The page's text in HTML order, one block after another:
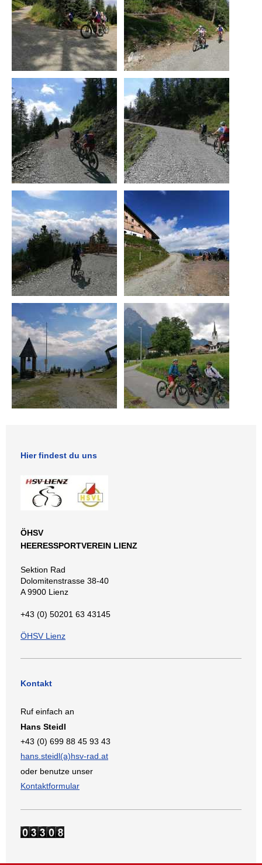
Hier findest du uns
ÖHSV
HEERESSPORTVEREIN LIENZ
Sektion Rad
Dolomitenstrasse 38-40
A 9900 Lienz
+43 (0) 50201 63 43145
ÖHSV Lienz
Kontakt
Ruf einfach an
Hans Steidl
+43 (0) 699 88 45 93 43
hans.steidl(a)hsv-rad.at
oder benutze unser
Kontaktformular